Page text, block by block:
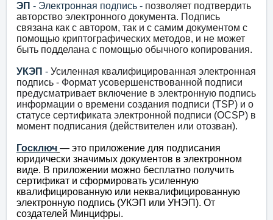
ЭП - Электронная подпись - позволяет подтвердить
авторство электронного документа. Подпись
связана как с автором, так и с самим документом с
помощью криптографических методов, и не может
быть подделана с помощью обычного копирования.
УКЭП - Усиленная квалифицированная электронная
подпись - Формат усовершенствованной подписи
предусматривает включение в электронную подпись
информации о времени создания подписи (TSP) и о
статусе сертификата электронной подписи (OCSP) в
момент подписания (действителен или отозван).
Госключ — это приложение для подписания
юридически значимых документов в электронном
виде. В приложении можно бесплатно получить
сертификат и сформировать усиленную
квалифицированную или неквалифицированную
электронную подпись (УКЭП или УНЭП). От
создателей Минцифры.